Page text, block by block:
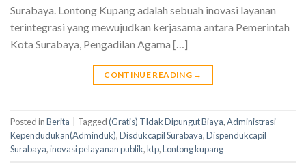
Surabaya. Lontong Kupang adalah sebuah inovasi layanan
terintegrasi yang mewujudkan kerjasama antara Pemerintah
Kota Surabaya, Pengadilan Agama […]
CONTINUE READING →
Posted inBerita Tagged(Gratis) TIdak Dipungut Biaya,Administrasi
Kependudukan(Adminduk),Disdukcapil Surabaya,Dispendukcapil
Surabaya,inovasi pelayanan publik,ktp,Lontong kupang